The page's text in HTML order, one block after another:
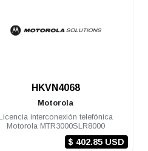
HKVN4068
Motorola
interconexión telefónica
Motorola MTR3000SLR8000
$ 402.85 USD